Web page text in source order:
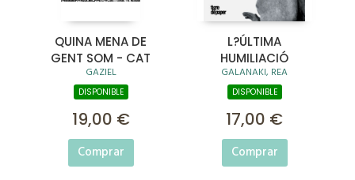
QUINA MENA DE
GENT SOM - CAT
GAZIEL
DISPONIBLE
19,00 €
Comprar
L?ÚLTIMA
HUMILIACIÓ
GALANAKI, REA
DISPONIBLE
17,00 €
Comprar